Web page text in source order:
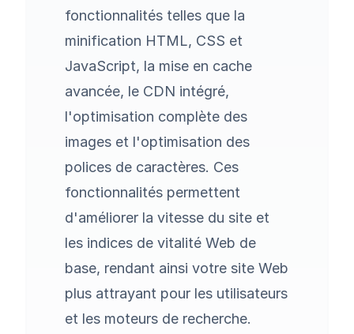
fonctionnalités telles que la
minification HTML, CSS et
JavaScript, la mise en cache
avancée, le CDN intégré,
l'optimisation complète des
images et l'optimisation des
polices de caractères. Ces
fonctionnalités permettent
d'améliorer la vitesse du site et
les indices de vitalité Web de
base, rendant ainsi votre site Web
plus attrayant pour les utilisateurs
et les moteurs de recherche.